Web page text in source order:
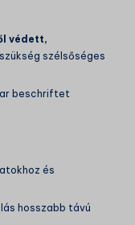
védett,
szélsőséges
beschriftet
és
hosszabb távú